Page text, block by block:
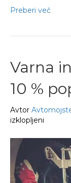
Preberi več
Varna
10 %
Avtor
izklopljeni
in
stabilna
vožnja
10